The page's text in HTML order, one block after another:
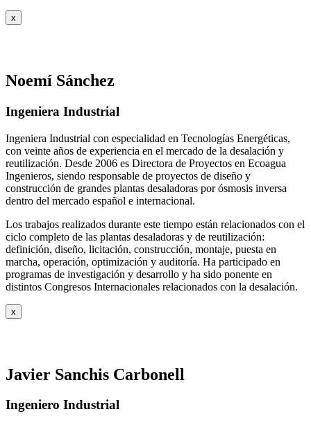
x
Noemí Sánchez
Ingeniera Industrial
Ingeniera Industrial con especialidad en Tecnologías Energéticas,
con veinte años de experiencia en el mercado de la desalación y
reutilización. Desde 2006 es Directora de Proyectos en Ecoagua
Ingenieros, siendo responsable de proyectos de diseño y
construcción de grandes plantas desaladoras por ósmosis inversa
dentro del mercado español e internacional.
Los trabajos realizados durante este tiempo están relacionados con el
ciclo completo de las plantas desaladoras y de reutilización:
definición, diseño, licitación, construcción, montaje, puesta en
marcha, operación, optimización y auditoría. Ha participado en
programas de investigación y desarrollo y ha sido ponente en
distintos Congresos Internacionales relacionados con la desalación.
x
Javier Sanchis Carbonell
Ingeniero Industrial